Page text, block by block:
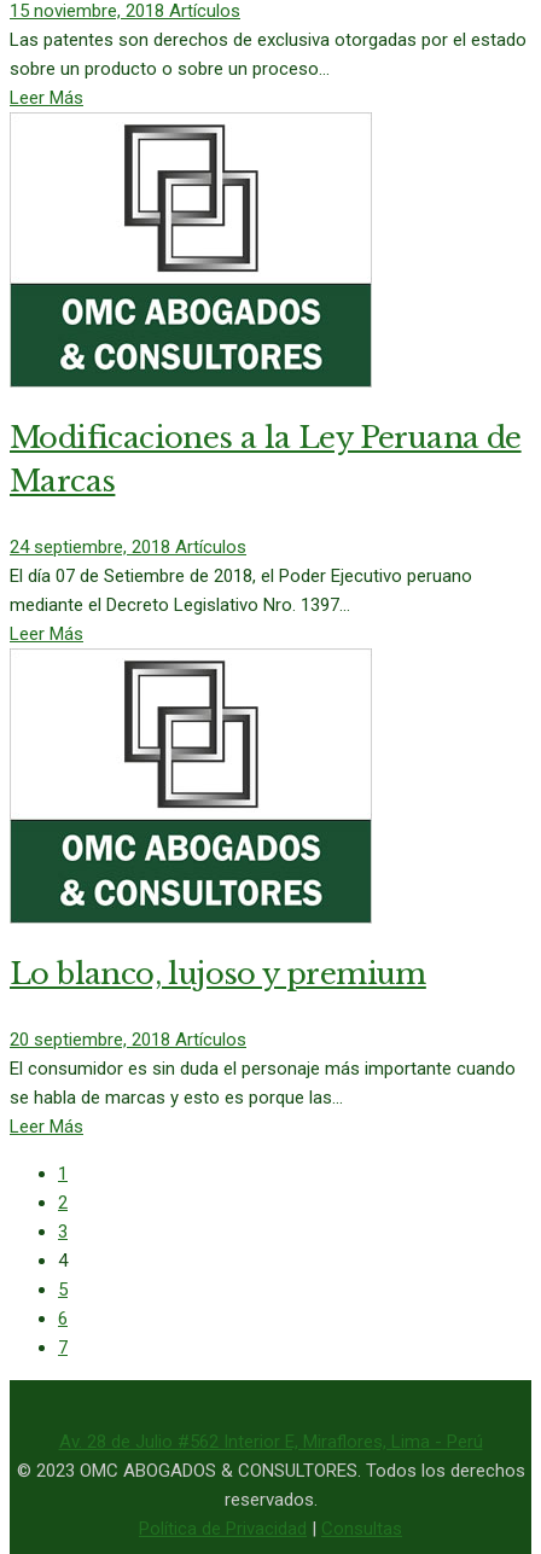
15 noviembre, 2018 Artículos
Las patentes son derechos de exclusiva otorgadas por el estado
sobre un producto o sobre un proceso...
Leer Más
Modificaciones a la Ley Peruana de
Marcas
24 septiembre, 2018 Artículos
El día 07 de Setiembre de 2018, el Poder Ejecutivo peruano
mediante el Decreto Legislativo Nro. 1397...
Leer Más
Lo blanco, lujoso y premium
20 septiembre, 2018 Artículos
El consumidor es sin duda el personaje más importante cuando
se habla de marcas y esto es porque las...
Leer Más
1
2
3
4
5
6
7
Av. 28 de Julio #562 Interior E, Miraflores, Lima - Perú
© 2023 OMC ABOGADOS & CONSULTORES. Todos los derechos
reservados.
Política de Privacidad | Consultas